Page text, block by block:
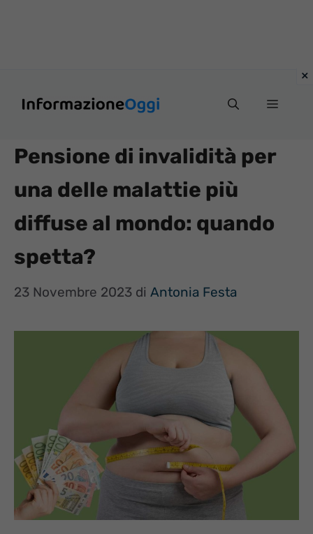
Menu
Pensione di invalidità per
una delle malattie più
diffuse al mondo: quando
spetta?
23 Novembre 2023 di Antonia Festa